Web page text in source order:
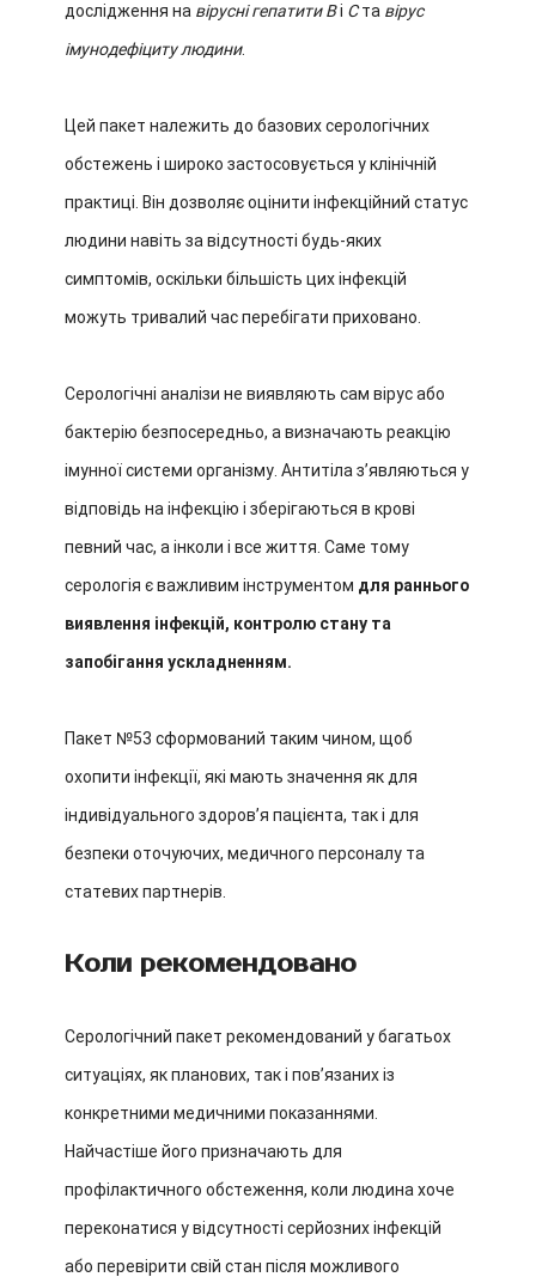
дослідження на вірусні гепатити Ві Ста вірус
імунодефіциту людини.
Цей пакет належить до базових серологічних
обстежень і широко застосовується у клінічній
практиці. Він дозволяє оцінити інфекційний статус
людини навіть за відсутності будь-яких
симптомів, оскільки більшість цих інфекцій
можуть тривалий час перебігати приховано.
Серологічні аналізи не виявляють сам вірус або
бактерію безпосередньо, а визначають реакцію
імунної системи організму. Антитіла зʼявляються у
відповідь на інфекцію і зберігаються в крові
певний час, а інколи і все життя. Саме тому
серологія є важливим інструментом для раннього
виявлення інфекцій, контролю стану та
запобігання ускладненням.
Пакет №53 сформований таким чином, щоб
охопити інфекції, які мають значення як для
індивідуального здоровʼя пацієнта, так і для
безпеки оточуючих, медичного персоналу та
статевих партнерів.
Коли рекомендовано
Серологічний пакет рекомендований у багатьох
ситуаціях, як планових, так і повʼязаних із
конкретними медичними показаннями.
Найчастіше його призначають для
профілактичного обстеження, коли людина хоче
переконатися у відсутності серйозних інфекцій
або перевірити свій стан після можливого